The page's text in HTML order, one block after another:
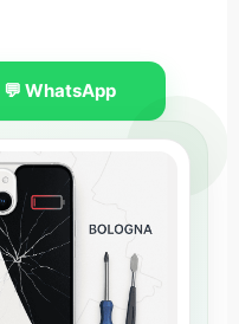
💬 WhatsApp